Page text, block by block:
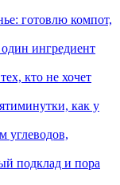
готовлю компот,
ингредиент
кто не хочет
как у
углеводов,
подклад и пора